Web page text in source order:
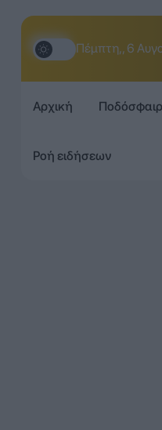
Πέμπτη,, 6
Αρχική
Ροή ειδήσεων